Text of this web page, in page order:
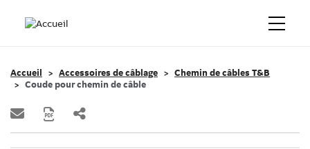
Accueil Accessoires de câblage
Chemin de câbles T&B
Coude pour chemin de câble